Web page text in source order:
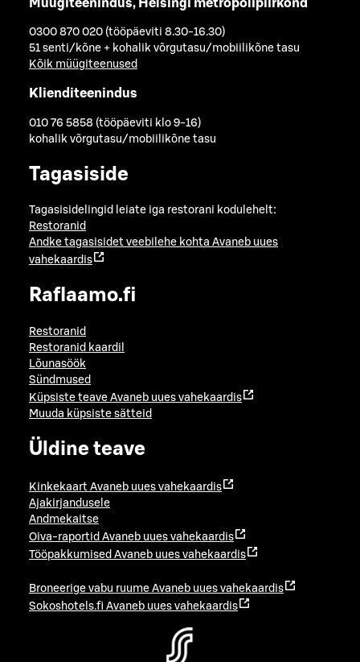
Müügiteenindus, Helsingi metropolipiirkond
0300 870 020 (tööpäeviti 8.30-16.30)
51 senti/kõne + kohalik võrgutasu/mobiilikõne tasu
Kõik müügiteenused
Klienditeenindus
010 76 5858 (tööpäeviti klo 9-16)
kohalik võrgutasu/mobiilikõne tasu
Tagasiside
Tagasisidelingid leiate iga restorani kodulehelt:
Restoranid
Andke tagasisidet veebilehe kohta Avaneb uues
vahekaardis
Raflaamo.fi
Restoranid
Restoranid kaardil
Lõunasöök
Sündmused
Küpsiste teave Avaneb uues vahekaardis
Muuda küpsiste sätteid
Üldine teave
Kinkekaart Avaneb uues vahekaardis
Ajakirjandusele
Andmekaitse
Oiva-raportid Avaneb uues vahekaardis
Tööpakkumised Avaneb uues vahekaardis
Broneerige vabu ruume Avaneb uues vahekaardis
Sokoshotels.fi Avaneb uues vahekaardis